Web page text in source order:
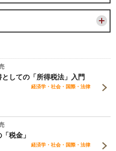
しての「所得税法」入門
経済学・社会・国際・法律
税金」
経済学・社会・国際・法律